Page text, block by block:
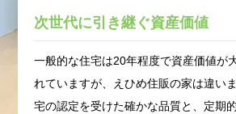
次世代に引き継ぐ資産価値
一般的な住宅は20年程度で資産価値が
れていますが、えひめ住販の家は違い
宅の認定を受けた確かな品質と、定期